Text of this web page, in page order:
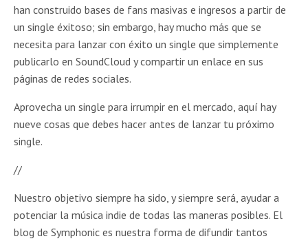
han construido bases de fans masivas e ingresos a partir de
un single éxitoso; sin embargo, hay mucho más que se
necesita para lanzar con éxito un single que simplemente
publicarlo en SoundCloud y compartir un enlace en sus
páginas de redes sociales.
Aprovecha un single para irrumpir en el mercado, aquí hay
nueve cosas que debes hacer antes de lanzar tu próximo
single.
//
Nuestro objetivo siempre ha sido, y siempre será, ayudar a
potenciar la música indie de todas las maneras posibles. El
blog de Symphonic es nuestra forma de difundir tantos